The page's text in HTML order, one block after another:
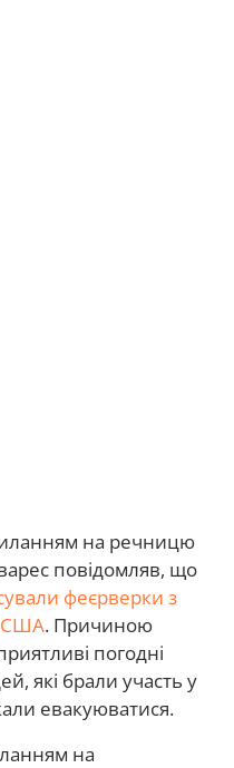
на речницю
повідомляв, що
феєрверки з
США. Причиною
погодні
які брали участь у
евакуюватися.
на